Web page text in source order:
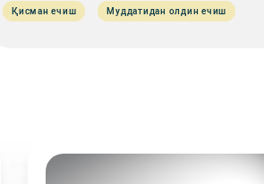
Қисман ечиш Муддатидан олдин ечиш